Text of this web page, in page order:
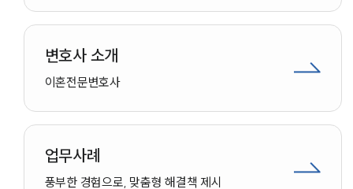
만화로 보는 사례
변호사 소개
이혼전문변호사
업무사례
풍부한 경험으로, 맞춤형 해결책 제시